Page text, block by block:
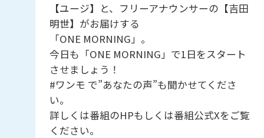
【ユージ】と、フリーアナウンサーの【吉田
明世】がお届けする
「ONE MORNING」。
今日も「ONE MORNING」で1日をスタート
させましょう！
#ワンモ で”あなたの声”も聞かせてくださ
い。
詳しくは番組のHPもしくは番組公式Xをご覧
ください。